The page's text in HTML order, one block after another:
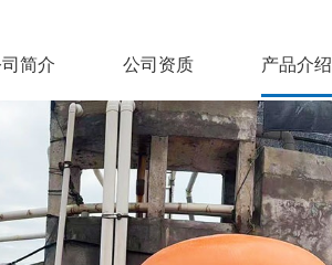
简介 公司资质 产品介绍